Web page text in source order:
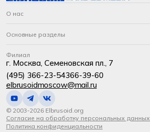
О нас
Основные разделы
Филиал
г. Москва, Семеновская пл., 7
(495) 366-23-54366-39-60
elbrusoidmoscow@mail.ru
© 2003-2026 Elbrusoid.org
Согласие на обработку персональных данных
Политика конфиденциальности